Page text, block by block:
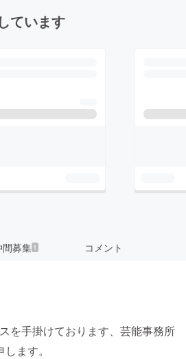
ています
間募集 1 コメント
を手掛けております、芸能事務所
ます。